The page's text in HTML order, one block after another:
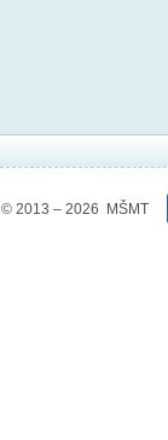
© 2013 – 2026 MŠMT